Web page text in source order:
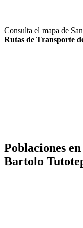
Consulta el mapa de
Rutas de Transporte
Poblaciones
Bartolo